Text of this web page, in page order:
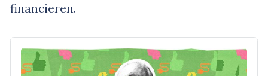
financieren.